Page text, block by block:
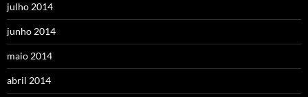
julho 2014
junho 2014
maio 2014
abril 2014